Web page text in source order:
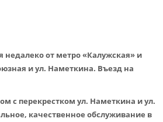
от метро «Калужская» и
и ул. Наметкина. Въезд на
с перекрестком ул. Наметкина и ул.
качественное обслуживание в